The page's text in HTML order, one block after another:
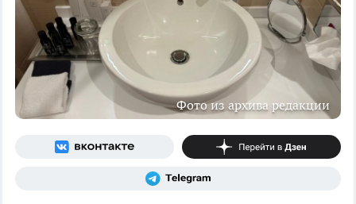
Фото из архива редакции